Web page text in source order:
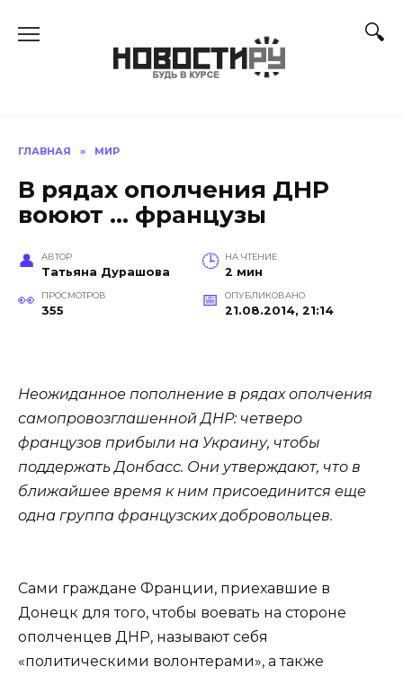
ГЛАВНАЯ » МИР
В рядах ополчения ДНР
воюют … французы
АВТОР
Татьяна Дурашова
НА ЧТЕНИЕ
2 мин
ПРОСМОТРОВ
355
ОПУБЛИКОВАНО
21.08.2014, 21:14
Неожиданное пополнение в рядах ополчения
самопровозглашенной ДНР: четверо
французов прибыли на Украину, чтобы
поддержать Донбасс. Они утверждают, что в
ближайшее время к ним присоединится еще
одна группа французских добровольцев.
Сами граждане Франции, приехавшие в
Донецк для того, чтобы воевать на стороне
ополченцев ДНР, называют себя
«политическими волонтерами», а также